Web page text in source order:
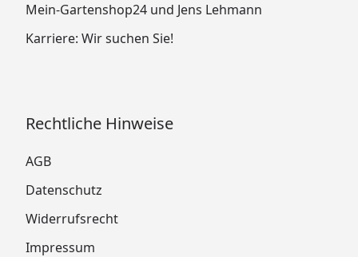
Mein-Gartenshop24 und Jens Lehmann
Karriere: Wir suchen Sie!
Rechtliche Hinweise
AGB
Datenschutz
Widerrufsrecht
Impressum